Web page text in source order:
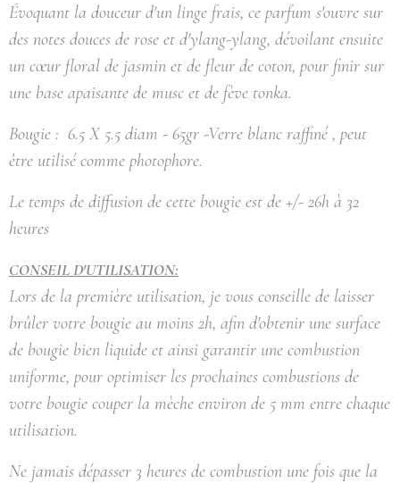
Évoquant la douceur d'un linge frais, ce parfum s'ouvre sur
des notes douces de rose et d'ylang-ylang, dévoilant ensuite
un cœur floral de jasmin et de fleur de coton, pour finir sur
une base apaisante de musc et de fève tonka.
Bougie : 6.5 X 5.5 diam - 65gr -Verre blanc raffiné , peut
être utilisé comme photophore.
Le temps de diffusion de cette bougie est de +/- 26h à 32
heures
CONSEIL D'UTILISATION:
Lors de la première utilisation, je vous conseille de laisser
brûler votre bougie au moins 2h, afin d'obtenir une surface
de bougie bien liquide et ainsi garantir une combustion
uniforme, pour optimiser les prochaines combustions de
votre bougie couper la mèche environ de 5 mm entre chaque
utilisation.
Ne jamais dépasser 3 heures de combustion une fois que la